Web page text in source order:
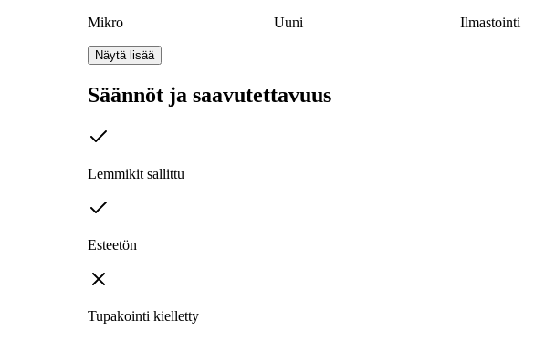
Mikro Uuni Ilmastointi
Näytä lisää
Säännöt ja saavutettavuus
Lemmikit sallittu
Esteetön
Tupakointi kielletty